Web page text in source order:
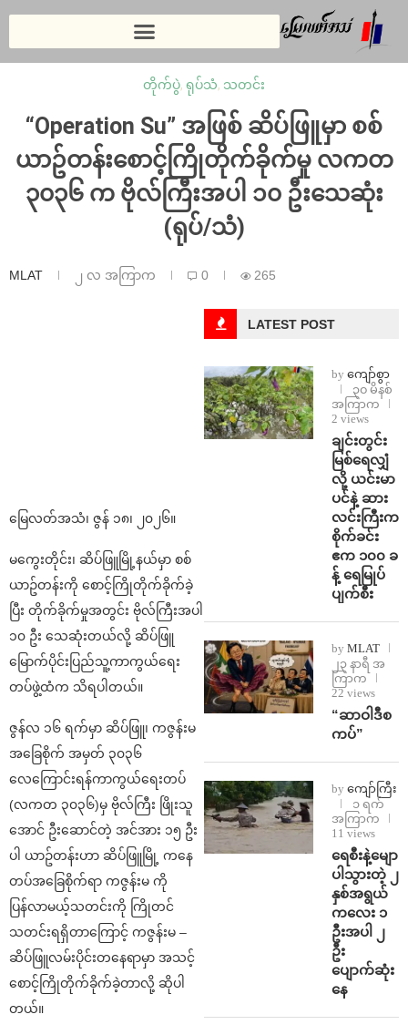
တိုက်ပွဲ, ရုပ်သံ, သတင်း
“Operation Su” အဖြစ် ဆိပ်ဖြူမှာ စစ်
ယာဥ်တန်းစောင့်ကြိုတိုက်ခိုက်မှု လကတ
၃၀၃၆ က ဗိုလ်ကြီးအပါ ၁၀ ဦးသေဆုံး
(ရုပ်/သံ)
MLAT ၂ လ အကြာက 0 265
မြေလတ်အသံ၊ ဇွန် ၁၈၊ ၂၀၂၆။
မကွေးတိုင်း၊ ဆိပ်ဖြူမြို့နယ်မှာ စစ်
ယာဥ်တန်းကို စောင့်ကြိုတိုက်ခိုက်ခဲ့
ပြီး တိုက်ခိုက်မှုအတွင်း ဗိုလ်ကြီးအပါ
၁၀ ဦး သေဆုံးတယ်လို့ ဆိပ်ဖြူ
မြောက်ပိုင်းပြည်သူ့ကာကွယ်ရေး
တပ်ဖွဲ့ထံက သိရပါတယ်။
ဇွန်လ ၁၆ ရက်မှာ ဆိပ်ဖြူ၊ ကဇွန်းမ
အခြေစိုက် အမှတ် ၃၀၃၆
လေကြောင်းရန်ကာကွယ်ရေးတပ်
(လကတ ၃၀၃၆)မှ ဗိုလ်ကြီး ဖြိုးသူ
အောင် ဦးဆောင်တဲ့ အင်အား ၁၅ ဦး
ပါ ယာဥ်တန်းဟာ ဆိပ်ဖြူမြို့ ကနေ
တပ်အခြေစိုက်ရာ ကဇွန်းမ ကို
ပြန်လာမယ့်သတင်းကို ကြိုတင်
သတင်းရရှိတာကြောင့် ကဇွန်းမ –
ဆိပ်ဖြူလမ်းပိုင်းတနေရာမှာ အသင့်
စောင့်ကြိုတိုက်ခိုက်ခဲ့တာလို့ ဆိုပါ
တယ်။
LATEST POST
by ကျော်စွာ
၃၀ မိနစ်
အကြာက
2 views
ချင်းတွင်း
မြစ်ရေလျှံ
လို့ ယင်းမာ
ပင်နဲ့ ဆား
လင်းကြီးက
စိုက်ခင်း
ဧက ၁၀၀ ခ
န့် ရေမြုပ်
ပျက်စီး
by MLAT
၂၃ နာရီ အ
ကြာက
22 views
“ဆာဝါဒီစ
ကပ်”
by ကျော်ကြီး
၁ ရက်
အကြာက
11 views
ရေစီးနဲ့မျော
ပါသွားတဲ့ ၂
နှစ်အရွယ်
ကလေး ၁
ဦးအပါ ၂
ဦး
ပျောက်ဆုံး
နေ